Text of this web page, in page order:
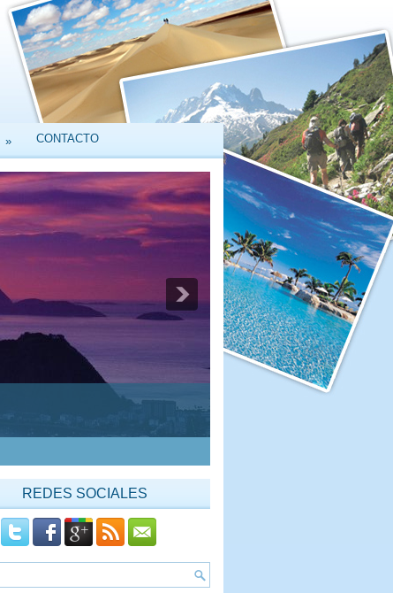
» CONTACTO
REDES SOCIALES